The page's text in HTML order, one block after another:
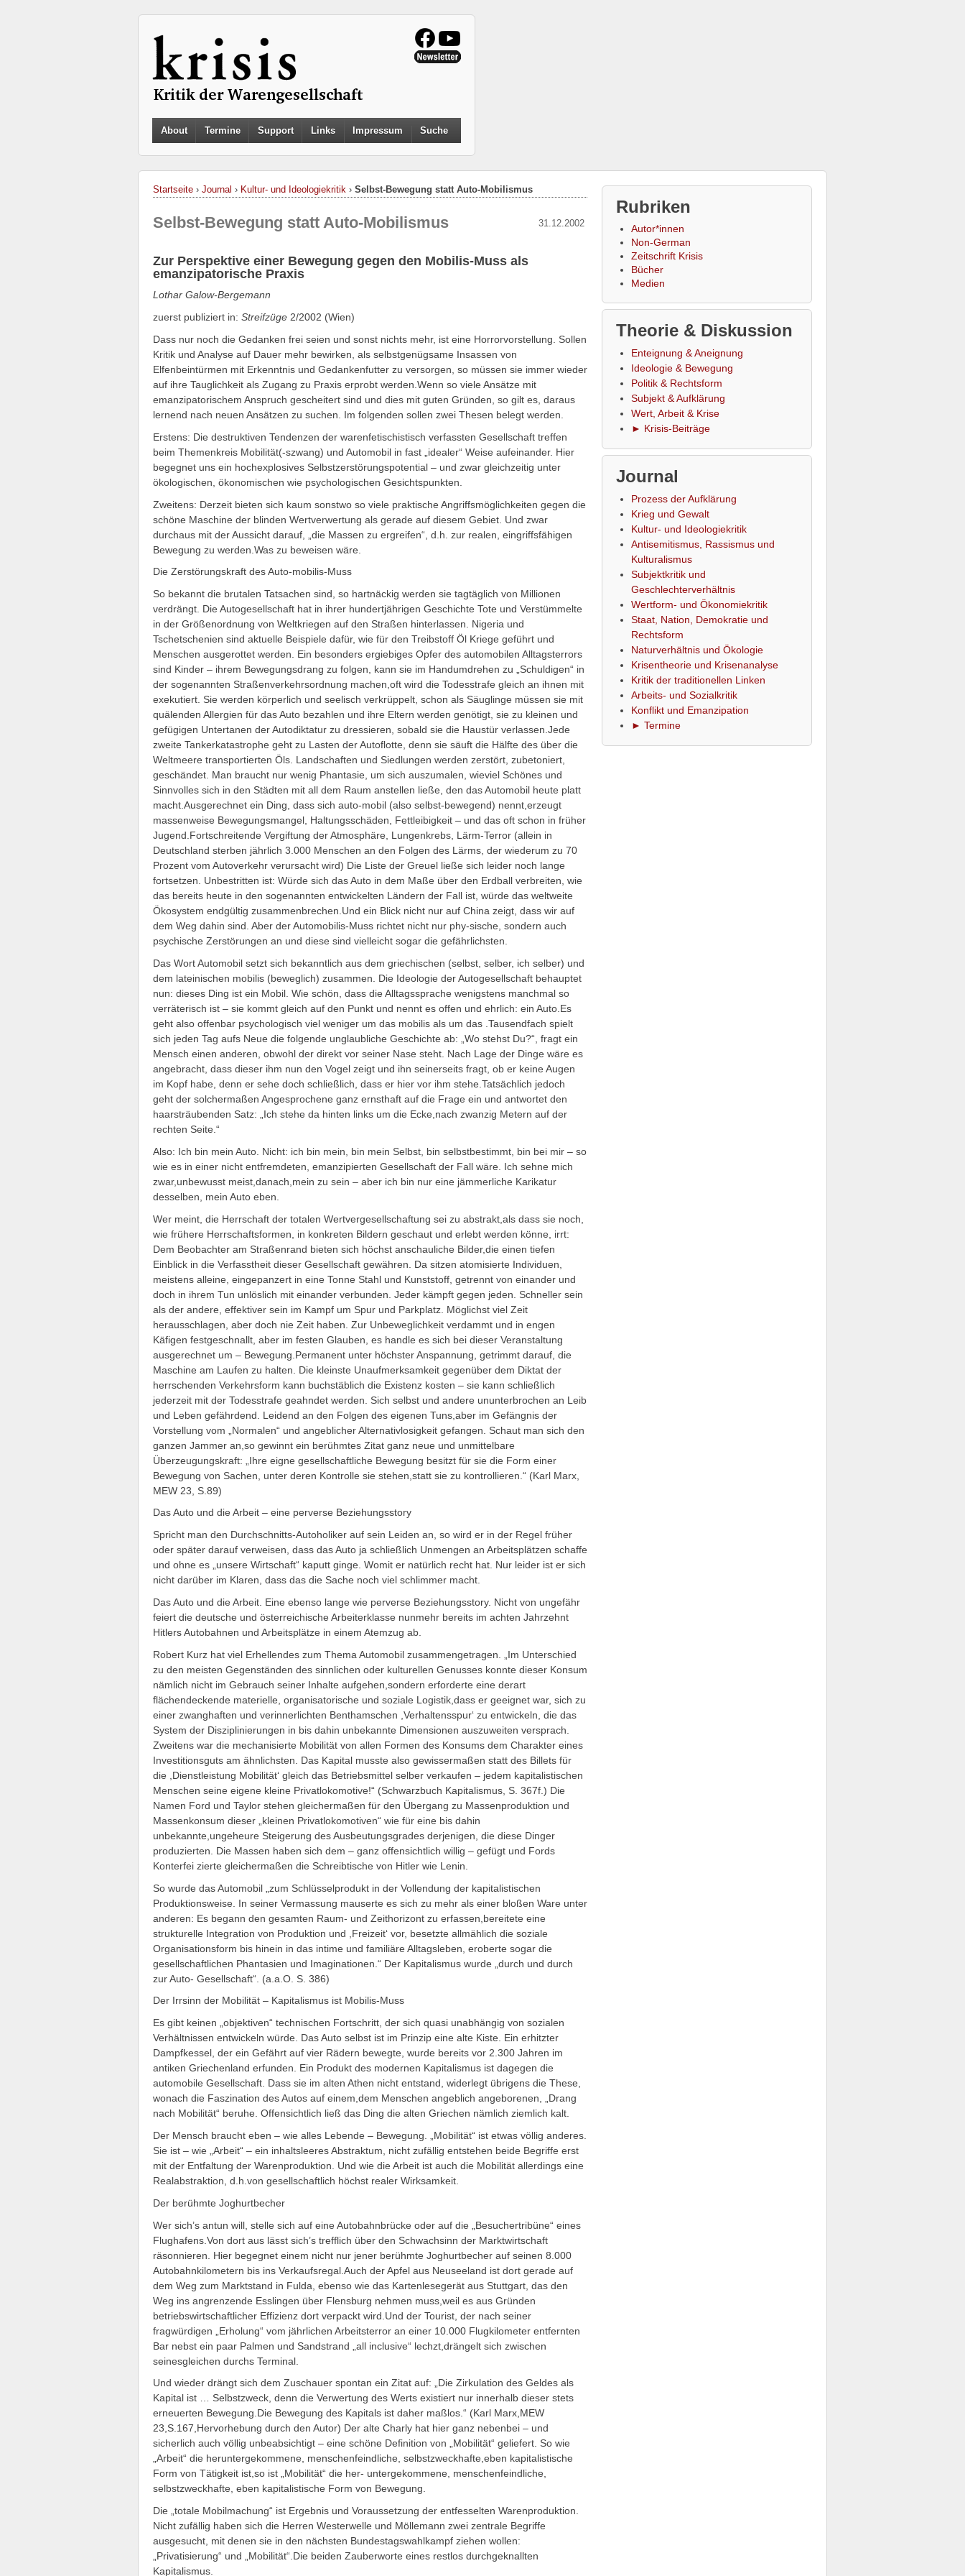
About Termine Support Links Impressum Suche
Startseite › Journal › Kultur- und Ideologiekritik › Selbst-Bewegung statt Auto-Mobilismus
31.12.2002
Selbst-Bewegung statt Auto-Mobilismus
Zur Perspektive einer Bewegung gegen den Mobilis-Muss als
emanzipatorische Praxis
Lothar Galow-Bergemann
zuerst publiziert in: Streifzüge 2/2002 (Wien)
Dass nur noch die Gedanken frei seien und sonst nichts mehr, ist eine Horrorvorstellung. Sollen
Kritik und Analyse auf Dauer mehr bewirken, als selbstgenügsame Insassen von
Elfenbeintürmen mit Erkenntnis und Gedankenfutter zu versorgen, so müssen sie immer wieder
auf ihre Tauglichkeit als Zugang zu Praxis erprobt werden.Wenn so viele Ansätze mit
emanzipatorischem Anspruch gescheitert sind und dies mit guten Gründen, so gilt es, daraus
lernend nach neuen Ansätzen zu suchen. Im folgenden sollen zwei Thesen belegt werden.
Erstens: Die destruktiven Tendenzen der warenfetischistisch verfassten Gesellschaft treffen
beim Themenkreis Mobilität(-szwang) und Automobil in fast „idealer“ Weise aufeinander. Hier
begegnet uns ein hochexplosives Selbstzerstörungspotential – und zwar gleichzeitig unter
ökologischen, ökonomischen wie psychologischen Gesichtspunkten.
Zweitens: Derzeit bieten sich kaum sonstwo so viele praktische Angriffsmöglichkeiten gegen die
schöne Maschine der blinden Wertverwertung als gerade auf diesem Gebiet. Und zwar
durchaus mit der Aussicht darauf, „die Massen zu ergreifen“, d.h. zur realen, eingriffsfähigen
Bewegung zu werden.Was zu beweisen wäre.
Die Zerstörungskraft des Auto-mobilis-Muss
So bekannt die brutalen Tatsachen sind, so hartnäckig werden sie tagtäglich von Millionen
verdrängt. Die Autogesellschaft hat in ihrer hundertjährigen Geschichte Tote und Verstümmelte
in der Größenordnung von Weltkriegen auf den Straßen hinterlassen. Nigeria und
Tschetschenien sind aktuelle Beispiele dafür, wie für den Treibstoff Öl Kriege geführt und
Menschen ausgerottet werden. Ein besonders ergiebiges Opfer des automobilen Alltagsterrors
sind Kinder – ihrem Bewegungsdrang zu folgen, kann sie im Handumdrehen zu „Schuldigen“ in
der sogenannten Straßenverkehrsordnung machen,oft wird die Todesstrafe gleich an ihnen mit
exekutiert. Sie werden körperlich und seelisch verkrüppelt, schon als Säuglinge müssen sie mit
quälenden Allergien für das Auto bezahlen und ihre Eltern werden genötigt, sie zu kleinen und
gefügigen Untertanen der Autodiktatur zu dressieren, sobald sie die Haustür verlassen.Jede
zweite Tankerkatastrophe geht zu Lasten der Autoflotte, denn sie säuft die Hälfte des über die
Weltmeere transportierten Öls. Landschaften und Siedlungen werden zerstört, zubetoniert,
geschändet. Man braucht nur wenig Phantasie, um sich auszumalen, wieviel Schönes und
Sinnvolles sich in den Städten mit all dem Raum anstellen ließe, den das Automobil heute platt
macht.Ausgerechnet ein Ding, dass sich auto-mobil (also selbst-bewegend) nennt,erzeugt
massenweise Bewegungsmangel, Haltungsschäden, Fettleibigkeit – und das oft schon in früher
Jugend.Fortschreitende Vergiftung der Atmosphäre, Lungenkrebs, Lärm-Terror (allein in
Deutschland sterben jährlich 3.000 Menschen an den Folgen des Lärms, der wiederum zu 70
Prozent vom Autoverkehr verursacht wird) Die Liste der Greuel ließe sich leider noch lange
fortsetzen. Unbestritten ist: Würde sich das Auto in dem Maße über den Erdball verbreiten, wie
das bereits heute in den sogenannten entwickelten Ländern der Fall ist, würde das weltweite
Ökosystem endgültig zusammenbrechen.Und ein Blick nicht nur auf China zeigt, dass wir auf
dem Weg dahin sind. Aber der Automobilis-Muss richtet nicht nur phy-sische, sondern auch
psychische Zerstörungen an und diese sind vielleicht sogar die gefährlichsten.
Das Wort Automobil setzt sich bekanntlich aus dem griechischen (selbst, selber, ich selber) und
dem lateinischen mobilis (beweglich) zusammen. Die Ideologie der Autogesellschaft behauptet
nun: dieses Ding ist ein Mobil. Wie schön, dass die Alltagssprache wenigstens manchmal so
verräterisch ist – sie kommt gleich auf den Punkt und nennt es offen und ehrlich: ein Auto.Es
geht also offenbar psychologisch viel weniger um das mobilis als um das .Tausendfach spielt
sich jeden Tag aufs Neue die folgende unglaubliche Geschichte ab: „Wo stehst Du?“, fragt ein
Mensch einen anderen, obwohl der direkt vor seiner Nase steht. Nach Lage der Dinge wäre es
angebracht, dass dieser ihm nun den Vogel zeigt und ihn seinerseits fragt, ob er keine Augen
im Kopf habe, denn er sehe doch schließlich, dass er hier vor ihm stehe.Tatsächlich jedoch
geht der solchermaßen Angesprochene ganz ernsthaft auf die Frage ein und antwortet den
haarsträubenden Satz: „Ich stehe da hinten links um die Ecke,nach zwanzig Metern auf der
rechten Seite.“
Also: Ich bin mein Auto. Nicht: ich bin mein, bin mein Selbst, bin selbstbestimmt, bin bei mir – so
wie es in einer nicht entfremdeten, emanzipierten Gesellschaft der Fall wäre. Ich sehne mich
zwar,unbewusst meist,danach,mein zu sein – aber ich bin nur eine jämmerliche Karikatur
desselben, mein Auto eben.
Wer meint, die Herrschaft der totalen Wertvergesellschaftung sei zu abstrakt,als dass sie noch,
wie frühere Herrschaftsformen, in konkreten Bildern geschaut und erlebt werden könne, irrt:
Dem Beobachter am Straßenrand bieten sich höchst anschauliche Bilder,die einen tiefen
Einblick in die Verfasstheit dieser Gesellschaft gewähren. Da sitzen atomisierte Individuen,
meistens alleine, eingepanzert in eine Tonne Stahl und Kunststoff, getrennt von einander und
doch in ihrem Tun unlöslich mit einander verbunden. Jeder kämpft gegen jeden. Schneller sein
als der andere, effektiver sein im Kampf um Spur und Parkplatz. Möglichst viel Zeit
herausschlagen, aber doch nie Zeit haben. Zur Unbeweglichkeit verdammt und in engen
Käfigen festgeschnallt, aber im festen Glauben, es handle es sich bei dieser Veranstaltung
ausgerechnet um – Bewegung.Permanent unter höchster Anspannung, getrimmt darauf, die
Maschine am Laufen zu halten. Die kleinste Unaufmerksamkeit gegenüber dem Diktat der
herrschenden Verkehrsform kann buchstäblich die Existenz kosten – sie kann schließlich
jederzeit mit der Todesstrafe geahndet werden. Sich selbst und andere ununterbrochen an Leib
und Leben gefährdend. Leidend an den Folgen des eigenen Tuns,aber im Gefängnis der
Vorstellung vom „Normalen“ und angeblicher Alternativlosigkeit gefangen. Schaut man sich den
ganzen Jammer an,so gewinnt ein berühmtes Zitat ganz neue und unmittelbare
Überzeugungskraft: „Ihre eigne gesellschaftliche Bewegung besitzt für sie die Form einer
Bewegung von Sachen, unter deren Kontrolle sie stehen,statt sie zu kontrollieren.“ (Karl Marx,
MEW 23, S.89)
Das Auto und die Arbeit – eine perverse Beziehungsstory
Spricht man den Durchschnitts-Autoholiker auf sein Leiden an, so wird er in der Regel früher
oder später darauf verweisen, dass das Auto ja schließlich Unmengen an Arbeitsplätzen schaffe
und ohne es „unsere Wirtschaft“ kaputt ginge. Womit er natürlich recht hat. Nur leider ist er sich
nicht darüber im Klaren, dass das die Sache noch viel schlimmer macht.
Das Auto und die Arbeit. Eine ebenso lange wie perverse Beziehungsstory. Nicht von ungefähr
feiert die deutsche und österreichische Arbeiterklasse nunmehr bereits im achten Jahrzehnt
Hitlers Autobahnen und Arbeitsplätze in einem Atemzug ab.
Robert Kurz hat viel Erhellendes zum Thema Automobil zusammengetragen. „Im Unterschied
zu den meisten Gegenständen des sinnlichen oder kulturellen Genusses konnte dieser Konsum
nämlich nicht im Gebrauch seiner Inhalte aufgehen,sondern erforderte eine derart
flächendeckende materielle, organisatorische und soziale Logistik,dass er geeignet war, sich zu
einer zwanghaften und verinnerlichten Benthamschen ,Verhaltensspur‘ zu entwickeln, die das
System der Disziplinierungen in bis dahin unbekannte Dimensionen auszuweiten versprach.
Zweitens war die mechanisierte Mobilität von allen Formen des Konsums dem Charakter eines
Investitionsguts am ähnlichsten. Das Kapital musste also gewissermaßen statt des Billets für
die ,Dienstleistung Mobilität‘ gleich das Betriebsmittel selber verkaufen – jedem kapitalistischen
Menschen seine eigene kleine Privatlokomotive!“ (Schwarzbuch Kapitalismus, S. 367f.) Die
Namen Ford und Taylor stehen gleichermaßen für den Übergang zu Massenproduktion und
Massenkonsum dieser „kleinen Privatlokomotiven“ wie für eine bis dahin
unbekannte,ungeheure Steigerung des Ausbeutungsgrades derjenigen, die diese Dinger
produzierten. Die Massen haben sich dem – ganz offensichtlich willig – gefügt und Fords
Konterfei zierte gleichermaßen die Schreibtische von Hitler wie Lenin.
So wurde das Automobil „zum Schlüsselprodukt in der Vollendung der kapitalistischen
Produktionsweise. In seiner Vermassung mauserte es sich zu mehr als einer bloßen Ware unter
anderen: Es begann den gesamten Raum- und Zeithorizont zu erfassen,bereitete eine
strukturelle Integration von Produktion und ,Freizeit‘ vor, besetzte allmählich die soziale
Organisationsform bis hinein in das intime und familiäre Alltagsleben, eroberte sogar die
gesellschaftlichen Phantasien und Imaginationen.“ Der Kapitalismus wurde „durch und durch
zur Auto- Gesellschaft“. (a.a.O. S. 386)
Der Irrsinn der Mobilität – Kapitalismus ist Mobilis-Muss
Es gibt keinen „objektiven“ technischen Fortschritt, der sich quasi unabhängig von sozialen
Verhältnissen entwickeln würde. Das Auto selbst ist im Prinzip eine alte Kiste. Ein erhitzter
Dampfkessel, der ein Gefährt auf vier Rädern bewegte, wurde bereits vor 2.300 Jahren im
antiken Griechenland erfunden. Ein Produkt des modernen Kapitalismus ist dagegen die
automobile Gesellschaft. Dass sie im alten Athen nicht entstand, widerlegt übrigens die These,
wonach die Faszination des Autos auf einem,dem Menschen angeblich angeborenen, „Drang
nach Mobilität“ beruhe. Offensichtlich ließ das Ding die alten Griechen nämlich ziemlich kalt.
Der Mensch braucht eben – wie alles Lebende – Bewegung. „Mobilität“ ist etwas völlig anderes.
Sie ist – wie „Arbeit“ – ein inhaltsleeres Abstraktum, nicht zufällig entstehen beide Begriffe erst
mit der Entfaltung der Warenproduktion. Und wie die Arbeit ist auch die Mobilität allerdings eine
Realabstraktion, d.h.von gesellschaftlich höchst realer Wirksamkeit.
Der berühmte Joghurtbecher
Wer sich’s antun will, stelle sich auf eine Autobahnbrücke oder auf die „Besuchertribüne“ eines
Flughafens.Von dort aus lässt sich’s trefflich über den Schwachsinn der Marktwirtschaft
räsonnieren. Hier begegnet einem nicht nur jener berühmte Joghurtbecher auf seinen 8.000
Autobahnkilometern bis ins Verkaufsregal.Auch der Apfel aus Neuseeland ist dort gerade auf
dem Weg zum Marktstand in Fulda, ebenso wie das Kartenlesegerät aus Stuttgart, das den
Weg ins angrenzende Esslingen über Flensburg nehmen muss,weil es aus Gründen
betriebswirtschaftlicher Effizienz dort verpackt wird.Und der Tourist, der nach seiner
fragwürdigen „Erholung“ vom jährlichen Arbeitsterror an einer 10.000 Flugkilometer entfernten
Bar nebst ein paar Palmen und Sandstrand „all inclusive“ lechzt,drängelt sich zwischen
seinesgleichen durchs Terminal.
Und wieder drängt sich dem Zuschauer spontan ein Zitat auf: „Die Zirkulation des Geldes als
Kapital ist … Selbstzweck, denn die Verwertung des Werts existiert nur innerhalb dieser stets
erneuerten Bewegung.Die Bewegung des Kapitals ist daher maßlos.“ (Karl Marx,MEW
23,S.167,Hervorhebung durch den Autor) Der alte Charly hat hier ganz nebenbei – und
sicherlich auch völlig unbeabsichtigt – eine schöne Definition von „Mobilität“ geliefert. So wie
„Arbeit“ die heruntergekommene, menschenfeindliche, selbstzweckhafte,eben kapitalistische
Form von Tätigkeit ist,so ist „Mobilität“ die her- untergekommene, menschenfeindliche,
selbstzweckhafte, eben kapitalistische Form von Bewegung.
Die „totale Mobilmachung“ ist Ergebnis und Voraussetzung der entfesselten Warenproduktion.
Nicht zufällig haben sich die Herren Westerwelle und Möllemann zwei zentrale Begriffe
ausgesucht, mit denen sie in den nächsten Bundestagswahlkampf ziehen wollen:
„Privatisierung“ und „Mobilität“.Die beiden Zauberworte eines restlos durchgeknallten
Kapitalismus.
Rubriken
Autor*innen
Non-German
Zeitschrift Krisis
Bücher
Medien
Theorie & Diskussion
Enteignung & Aneignung
Ideologie & Bewegung
Politik & Rechtsform
Subjekt & Aufklärung
Wert, Arbeit & Krise
► Krisis-Beiträge
Journal
Prozess der Aufklärung
Krieg und Gewalt
Kultur- und Ideologiekritik
Antisemitismus, Rassismus und
Kulturalismus
Subjektkritik und
Geschlechterverhältnis
Wertform- und Ökonomiekritik
Staat, Nation, Demokratie und
Rechtsform
Naturverhältnis und Ökologie
Krisentheorie und Krisenanalyse
Kritik der traditionellen Linken
Arbeits- und Sozialkritik
Konflikt und Emanzipation
► Termine